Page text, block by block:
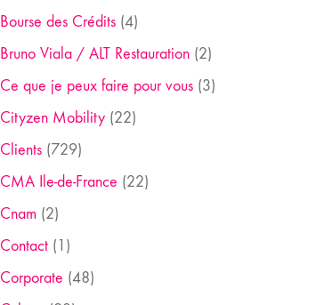
Bourse des Crédits(4)
Bruno Viala / ALT Restauration(2)
Ce que je peux faire pour vous(3)
Cityzen Mobility(22)
Clients(729)
CMA Ile-de-France (22)
Cnam (2)
Contact(1)
Corporate (48)